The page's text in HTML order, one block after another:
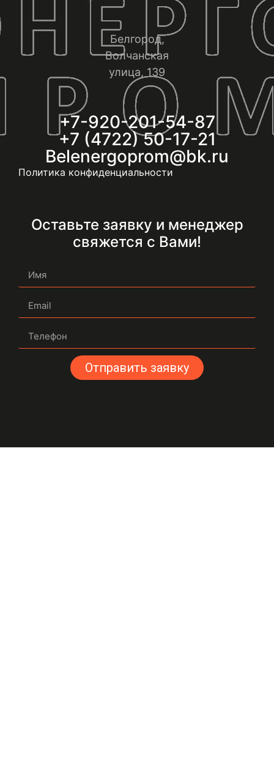
Белгород,
Волчанская
улица, 139
+7-920-201-54-87
+7 (4722) 50-17-21
Belenergoprom@bk.ru
Политика конфиденциальности
Оставьте заявку и менеджер
свяжется с Вами!
Отправить заявку